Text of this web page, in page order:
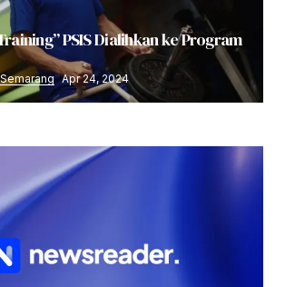
PSIS Dialihkan ke Program
Apr 24, 2024